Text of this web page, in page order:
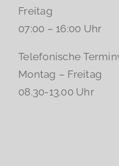
Freitag
07:00 – 16:00 Uhr
Telefonische
Montag – Freitag
08.30-13.00 Uhr